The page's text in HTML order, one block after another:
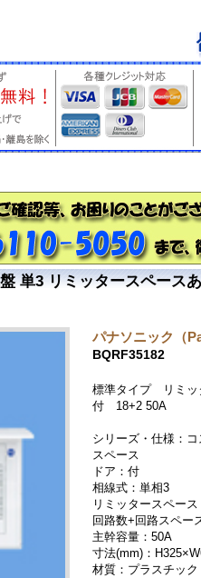
単3 リミッタースペース
パナソニック（
BQRF35182
標準タイプ リミッ
付 18+2 50A
シリーズ・仕様：
スペース
ドア：付
相線式：単相3
リミッタースペー
回路数+回路スペー
主幹容量：50A
寸法(mm)：
材質：プラスチック